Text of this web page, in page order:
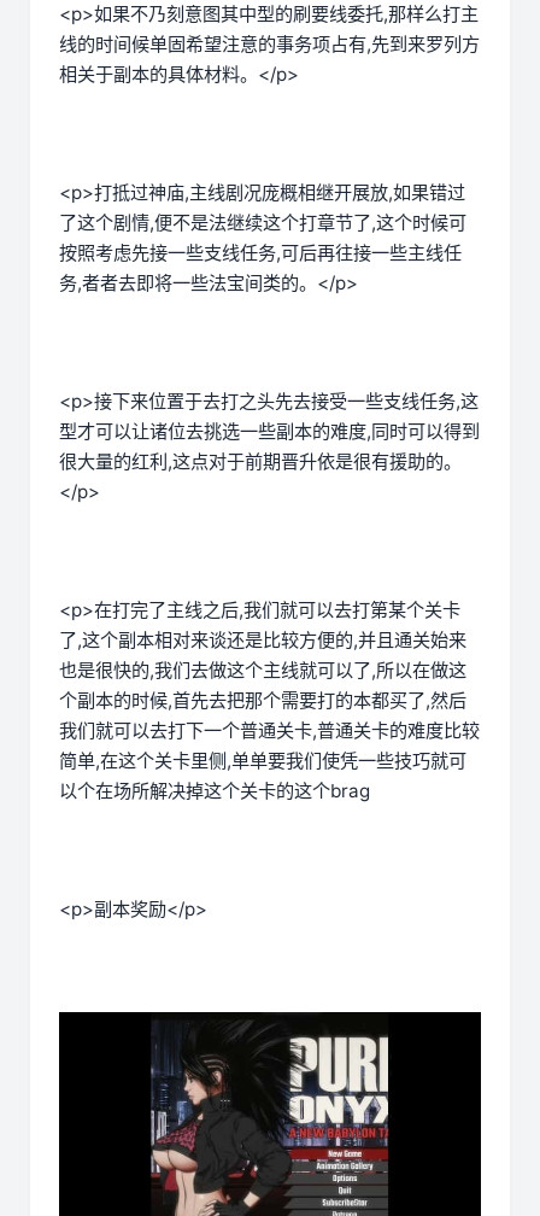
<p>如果不乃刻意图其中型的刷要线委托,那样么打主
线的时间候单固希望注意的事务项占有,先到来罗列方
相关于副本的具体材料。</p>
<p>打抵过神庙,主线剧况庞概相继开展放,如果错过
了这个剧情,便不是法继续这个打章节了,这个时候可
按照考虑先接一些支线任务,可后再往接一些主线任
务,者者去即将一些法宝间类的。</p>
<p>接下来位置于去打之头先去接受一些支线任务,这
型才可以让诸位去挑选一些副本的难度,同时可以得到
很大量的红利,这点对于前期晋升依是很有援助的。
</p>
<p>在打完了主线之后,我们就可以去打第某个关卡
了,这个副本相对来谈还是比较方便的,并且通关始来
也是很快的,我们去做这个主线就可以了,所以在做这
个副本的时候,首先去把那个需要打的本都买了,然后
我们就可以去打下一个普通关卡,普通关卡的难度比较
简单,在这个关卡里侧,单单要我们使凭一些技巧就可
以个在场所解决掉这个关卡的这个brag
<p>副本奖励</p>